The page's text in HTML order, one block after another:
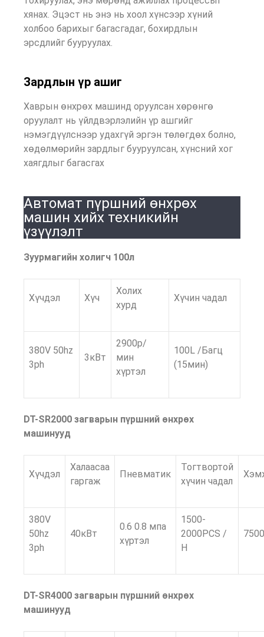
хянах. Эцэст нь энэ нь хоол хүнсээр хүний ​​
холбоо барихыг багасгадаг, бохирдлын
эрсдлийг бууруулах.
Зардлын үр ашиг
Хаврын өнхрөх машинд оруулсан хөрөнгө
оруулалт нь үйлдвэрлэлийн үр ашгийг
нэмэгдүүлснээр удахгүй эргэн төлөгдөх болно,
хөдөлмөрийн зардлыг бууруулсан, хүнсний хог
хаягдлыг багасгах
Автомат пүршний өнхрөх
машин хийх техникийн
үзүүлэлт
Зуурмагийн холигч 100л
Хүчдэл Хүч
Холих
хурд
Хүчин чадал
380V 50hz
3ph
3кВт
2900р/
мин
хүртэл
100L /Багц
(15мин)
DT-SR2000 загварын пүршний өнхрөх
машинууд
Хүчдэл
Халаасаа
гаргаж
Пневматик
Тогтвортой
хүчин чадал
380V
50hz
3ph
40кВт
0.6 0.8 мпа
хүртэл
1500-
2000PCS /
H
DT-SR4000 загварын пүршний өнхрөх
машинууд